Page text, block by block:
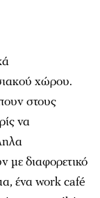
χώρου.
στους
να
µε διαφορετικό
ένα work café